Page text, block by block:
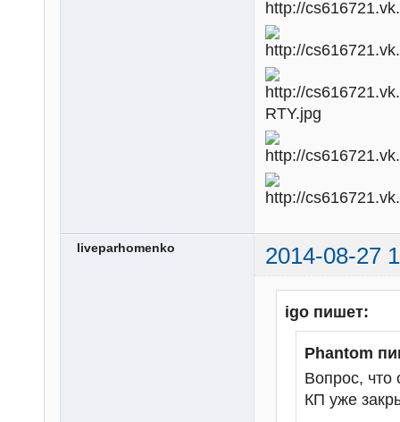
liveparhomenko 2014-08-27
igo пишет:
Phantom
Вопрос,
КП уже